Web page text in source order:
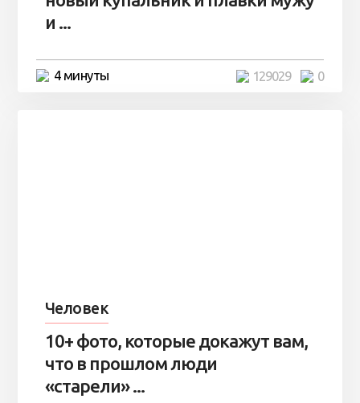
и ...
4 минуты 0
129029
Человек
10+ фото, которые докажут вам,
что в прошлом люди
«старели» ...